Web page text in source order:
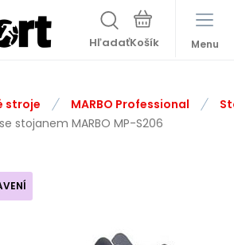
Hľadať Menu
stroje MARBO Professional
stojanem MARBO MP-S206